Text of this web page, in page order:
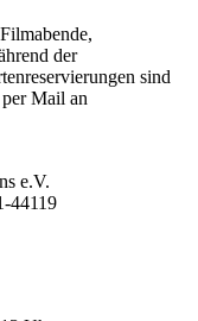
der
sind
Mail an
e.V.
44119